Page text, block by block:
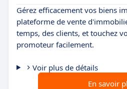
Gérez efficacement vos biens
plateforme de vente
temps, des clients, et touchez
promoteur facilement.
Voir plus de détails
En savoir